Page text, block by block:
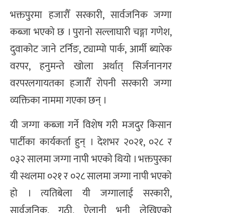
भक्तपुरमा हजारौँ सरकारी, सार्वजनिक जग्गा
कब्जा भएको छ । पुरानो सल्लाघारी चङ्गा गणेश,
दुवाकोट जाने टर्निङ, ट्याम्पो पार्क, आर्मी ब्यारेक
वरपर, हनुमन्ते खोला अर्थात् सिर्जनानगर
वरपरलगायतका हजारौँ रोपनी सरकारी जग्गा
व्यक्तिका नाममा गएका छन् ।
यी जग्गा कब्जा गर्ने विशेष गरी मजदुर किसान
पार्टीका कार्यकर्ता हुन् । देशभर २०२१, ०२८ र
०३२ सालमा जग्गा नापी भएको थियो । भक्तपुरका
यी स्थलमा ०२१ र ०२८ सालमा जग्गा नापी भएको
हो । त्यतिबेला यी जग्गालाई सरकारी,